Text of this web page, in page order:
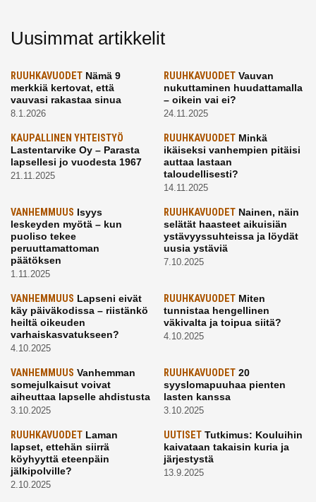
Uusimmat artikkelit
RUUHKAVUODET Nämä 9
merkkiä kertovat, että
vauvasi rakastaa sinua
8.1.2026
RUUHKAVUODETVauvan
nukuttaminen huudattamalla
– oikein vai ei?
24.11.2025
KAUPALLINEN YHTEISTYÖ
Lastentarvike Oy – Parasta
lapsellesi jo vuodesta 1967
21.11.2025
RUUHKAVUODETMinkä
ikäiseksi vanhempien pitäisi
auttaa lastaan
taloudellisesti?
14.11.2025
VANHEMMUUS Isyys
leskeyden myötä – kun
puoliso tekee
peruuttamattoman
päätöksen
1.11.2025
RUUHKAVUODETNainen, näin
selätät haasteet aikuisiän
ystävyyssuhteissa ja löydät
uusia ystäviä
7.10.2025
VANHEMMUUS Lapseni eivät
käy päiväkodissa – riistänkö
heiltä oikeuden
varhaiskasvatukseen?
4.10.2025
RUUHKAVUODETMiten
tunnistaa hengellinen
väkivalta ja toipua siitä?
4.10.2025
VANHEMMUUS Vanhemman
somejulkaisut voivat
aiheuttaa lapselle ahdistusta
3.10.2025
RUUHKAVUODET20
syyslomapuuhaa pienten
lasten kanssa
3.10.2025
RUUHKAVUODET Laman
lapset, ettehän siirrä
köyhyyttä eteenpäin
jälkipolville?
2.10.2025
UUTISETTutkimus: Kouluihin
kaivataan takaisin kuria ja
järjestystä
13.9.2025